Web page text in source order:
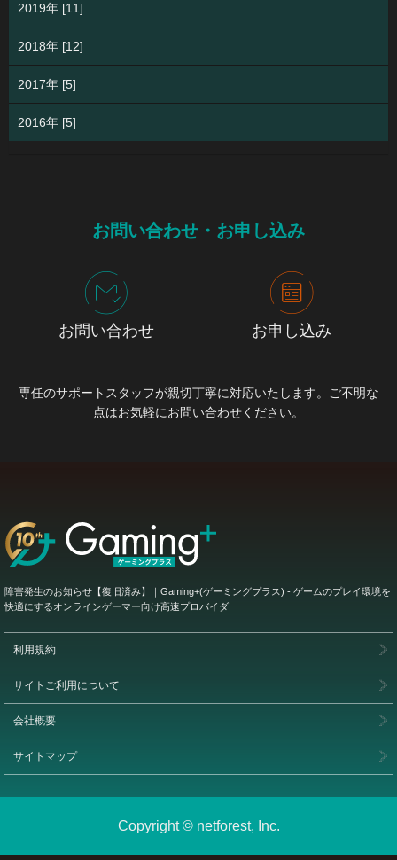
2019年 [11]
2018年 [12]
2017年 [5]
2016年 [5]
お問い合わせ・お申し込み
お問い合わせ お申し込み
専任のサポートスタッフが親切丁寧に対応いたします。ご不明な
点はお気軽にお問い合わせください。
障害発生のお知らせ【復旧済み】｜Gaming+(ゲーミングプラス) - ゲームのプレイ環境を
快適にするオンラインゲーマー向け高速プロバイダ
利用規約
サイトご利用について
会社概要
サイトマップ
Copyright © netforest, Inc.